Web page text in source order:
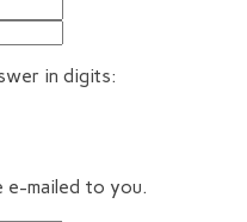
in digits:
e-mailed to you.